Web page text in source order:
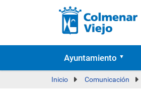
Ayuntamiento
Inicio Comunicación